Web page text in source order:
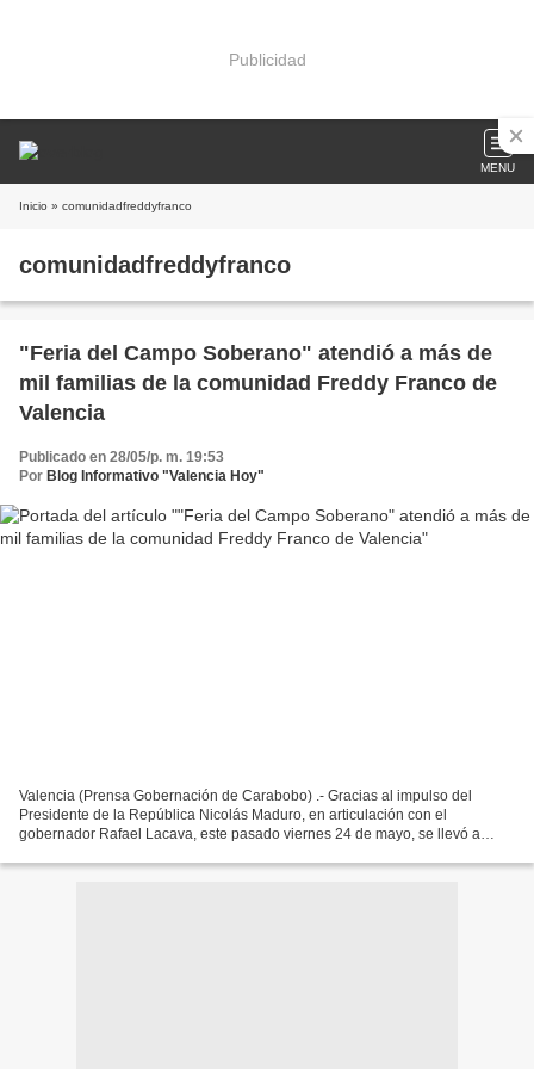
Publicidad
MENU
Inicio » comunidadfreddyfranco
comunidadfreddyfranco
"Feria del Campo Soberano" atendió a más de
mil familias de la comunidad Freddy Franco de
Valencia
Publicado en 28/05/p. m. 19:53
Por Blog Informativo "Valencia Hoy"
Valencia (Prensa Gobernación de Carabobo) .- Gracias al impulso del
Presidente de la República Nicolás Maduro, en articulación con el
gobernador Rafael Lacava, este pasado viernes 24 de mayo, se llevó a